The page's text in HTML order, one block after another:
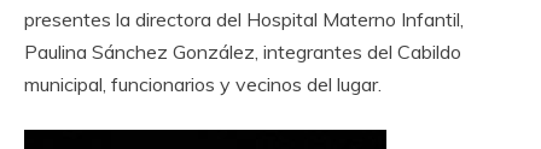
presentes la directora del Hospital Materno Infantil,
Paulina Sánchez González, integrantes del Cabildo
municipal, funcionarios y vecinos del lugar.